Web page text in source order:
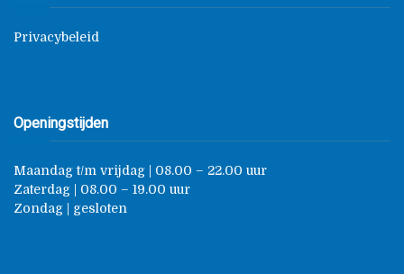
Privacybeleid
Openingstijden
Maandag t/m vrijdag | 08.00 – 22.00 uur
Zaterdag | 08.00 – 19.00 uur
Zondag | gesloten